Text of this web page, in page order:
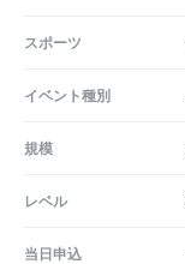
スポーツ
イベント種別
規模
レベル
当日申込